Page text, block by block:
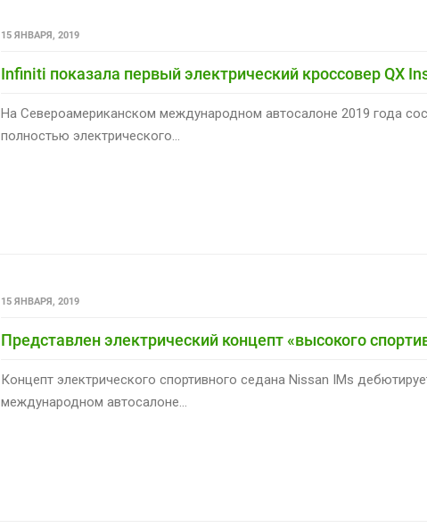
15 ЯНВАРЯ, 2019
Infiniti показала первый электрический кроссовер QX
На Североамериканском международном автосалоне 2019 года
полностью электрического...
15 ЯНВАРЯ, 2019
Представлен электрический концепт «высокого
Концепт электрического спортивного седана Nissan IMs
международном автосалоне...